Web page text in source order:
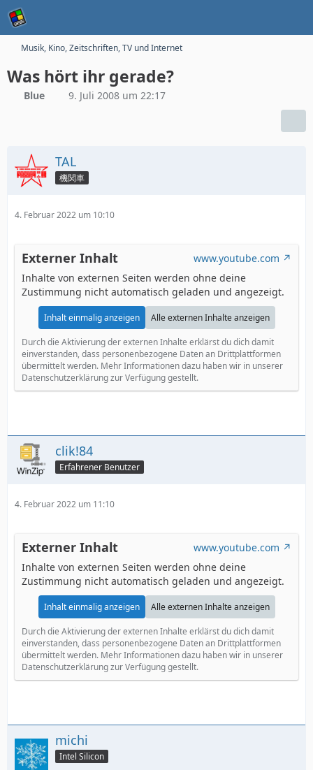
Musik, Kino, Zeitschriften, TV und Internet
Was hört ihr gerade?
Blue 9. Juli 2008 um 22:17
TAL
機関車
4. Februar 2022 um 10:10
Externer Inhalt
www.youtube.com
Inhalte von externen Seiten werden ohne deine
Zustimmung nicht automatisch geladen und angezeigt.
Inhalt einmalig anzeigen Alle externen Inhalte anzeigen
Durch die Aktivierung der externen Inhalte erklärst du dich damit
einverstanden, dass personenbezogene Daten an Drittplattformen
übermittelt werden. Mehr Informationen dazu haben wir in unserer
Datenschutzerklärung zur Verfügung gestellt.
clik!84
Erfahrener Benutzer
4. Februar 2022 um 11:10
Externer Inhalt
www.youtube.com
Inhalte von externen Seiten werden ohne deine
Zustimmung nicht automatisch geladen und angezeigt.
Inhalt einmalig anzeigen Alle externen Inhalte anzeigen
Durch die Aktivierung der externen Inhalte erklärst du dich damit
einverstanden, dass personenbezogene Daten an Drittplattformen
übermittelt werden. Mehr Informationen dazu haben wir in unserer
Datenschutzerklärung zur Verfügung gestellt.
michi
Intel Silicon